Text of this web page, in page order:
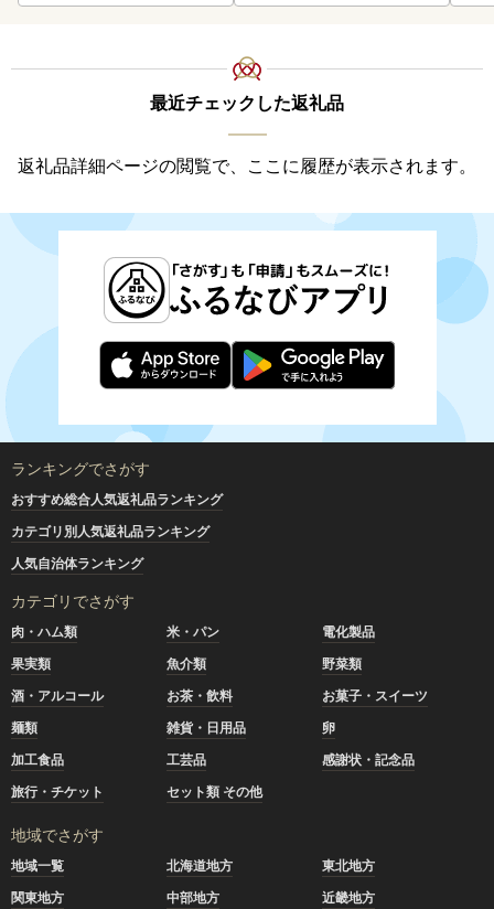
最近チェックした返礼品
返礼品詳細ページの閲覧で、ここに履歴が表示されます。
ランキングでさがす
おすすめ総合人気返礼品ランキング
カテゴリ別人気返礼品ランキング
人気自治体ランキング
カテゴリでさがす
肉・ハム類 米・パン
電化製品
果実類
魚介類
野菜類
酒・アルコール
お茶・飲料
お菓子・スイーツ
麺類
雑貨・日用品
卵
加工食品
工芸品
感謝状・記念品
旅行・チケット
セット類 その他
地域でさがす
地域一覧 北海道地方
東北地方
関東地方
中部地方
近畿地方